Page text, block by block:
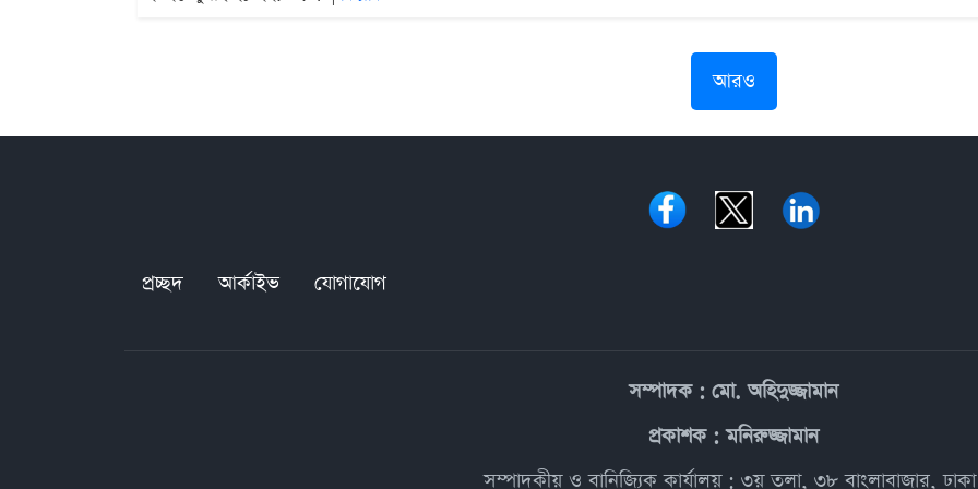
আরও
প্রচ্ছদ আর্কাইভ যোগাযোগ
সম্পাদক : মো. অহিদুজ্জামান
প্রকাশক : মনিরুজ্জামান
সম্পাদকীয় ও বানিজ্যিক কার্যালয় : ৩য় তলা, ৩৮ বাংলাবাজার,